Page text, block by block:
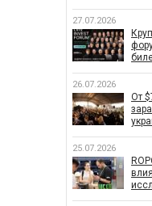
27.07.2026
26.07.2026
От
25.07.2026